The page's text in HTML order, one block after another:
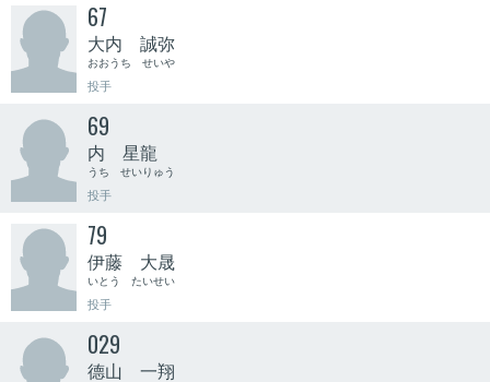
67
大内 誠弥
おおうち せいや
投手
69
内 星龍
うち せいりゅう
投手
79
伊藤 大晟
いとう たいせい
投手
029
德山 一翔